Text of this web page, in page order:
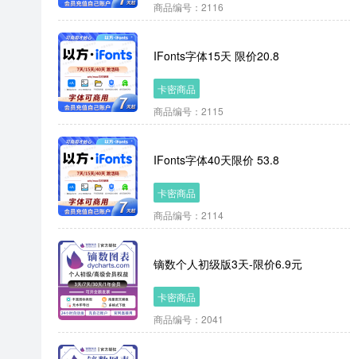
商品编号：2116
IFonts字体15天 限价20.8
卡密商品
商品编号：2115
IFonts字体40天限价 53.8
卡密商品
商品编号：2114
镝数个人初级版3天-限价6.9元
卡密商品
商品编号：2041